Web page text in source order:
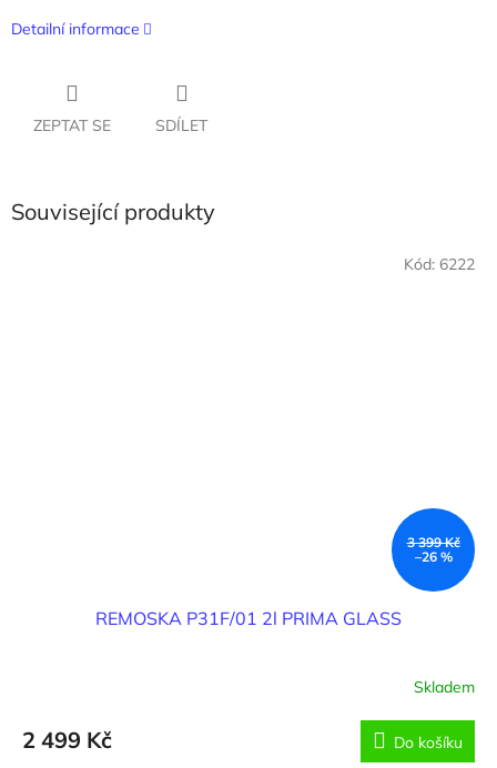
Detailní informace
ZEPTAT SE SDÍLET
Související produkty
3 399 Kč
–26 %
REMOSKA P31F/01 2l PRIMA GLASS
Skladem
2 499 Kč Do košíku
Kód: 6222